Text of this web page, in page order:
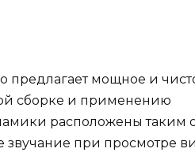
предлагает мощное и
сборке и применению
расположены таким
при просмотре